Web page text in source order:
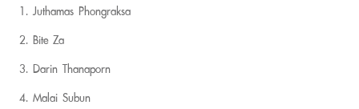
Juthamas Phongraksa
Bite Za
Darin Thanaporn
Malai Subun